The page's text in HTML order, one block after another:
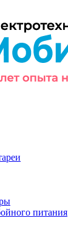
питания